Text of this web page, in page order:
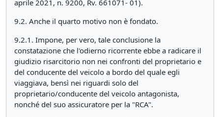
aprile 2021, n. 9200, Rv. 661071- 01).
9.2. Anche il quarto motivo non è fondato.
9.2.1. Impone, per vero, tale conclusione la
constatazione che l'odierno ricorrente ebbe a radicare il
giudizio risarcitorio non nei confronti del proprietario e
del conducente del veicolo a bordo del quale egli
viaggiava, bensì nei riguardi solo del
proprietario/conducente del veicolo antagonista,
nonché del suo assicuratore per la "RCA".